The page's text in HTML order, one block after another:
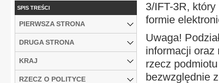
3/IFT-3R,
formie
Uwaga!
informacji oraz
rzecz
bezwzględnie
SPIS TREŚCI
PIERWSZA STRONA
DRUGA STRONA
KRAJ
RZECZ O POLITYCE